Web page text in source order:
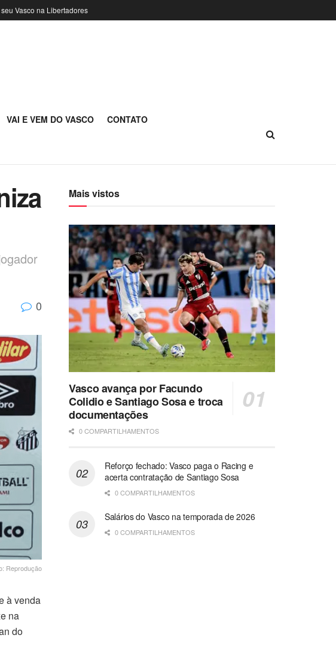
Vasco na Libertadores
VAI E VEM DO VASCO CONTATO
0
Reprodução
à venda
na
do
Mais vistos
Vasco avança por Facundo
Colidio e Santiago Sosa e troca
documentações
0 COMPARTILHAMENTOS
Reforço fechado: Vasco paga o Racing e
acerta contratação de Santiago Sosa
0 COMPARTILHAMENTOS
Salários do Vasco na temporada de 2026
0 COMPARTILHAMENTOS